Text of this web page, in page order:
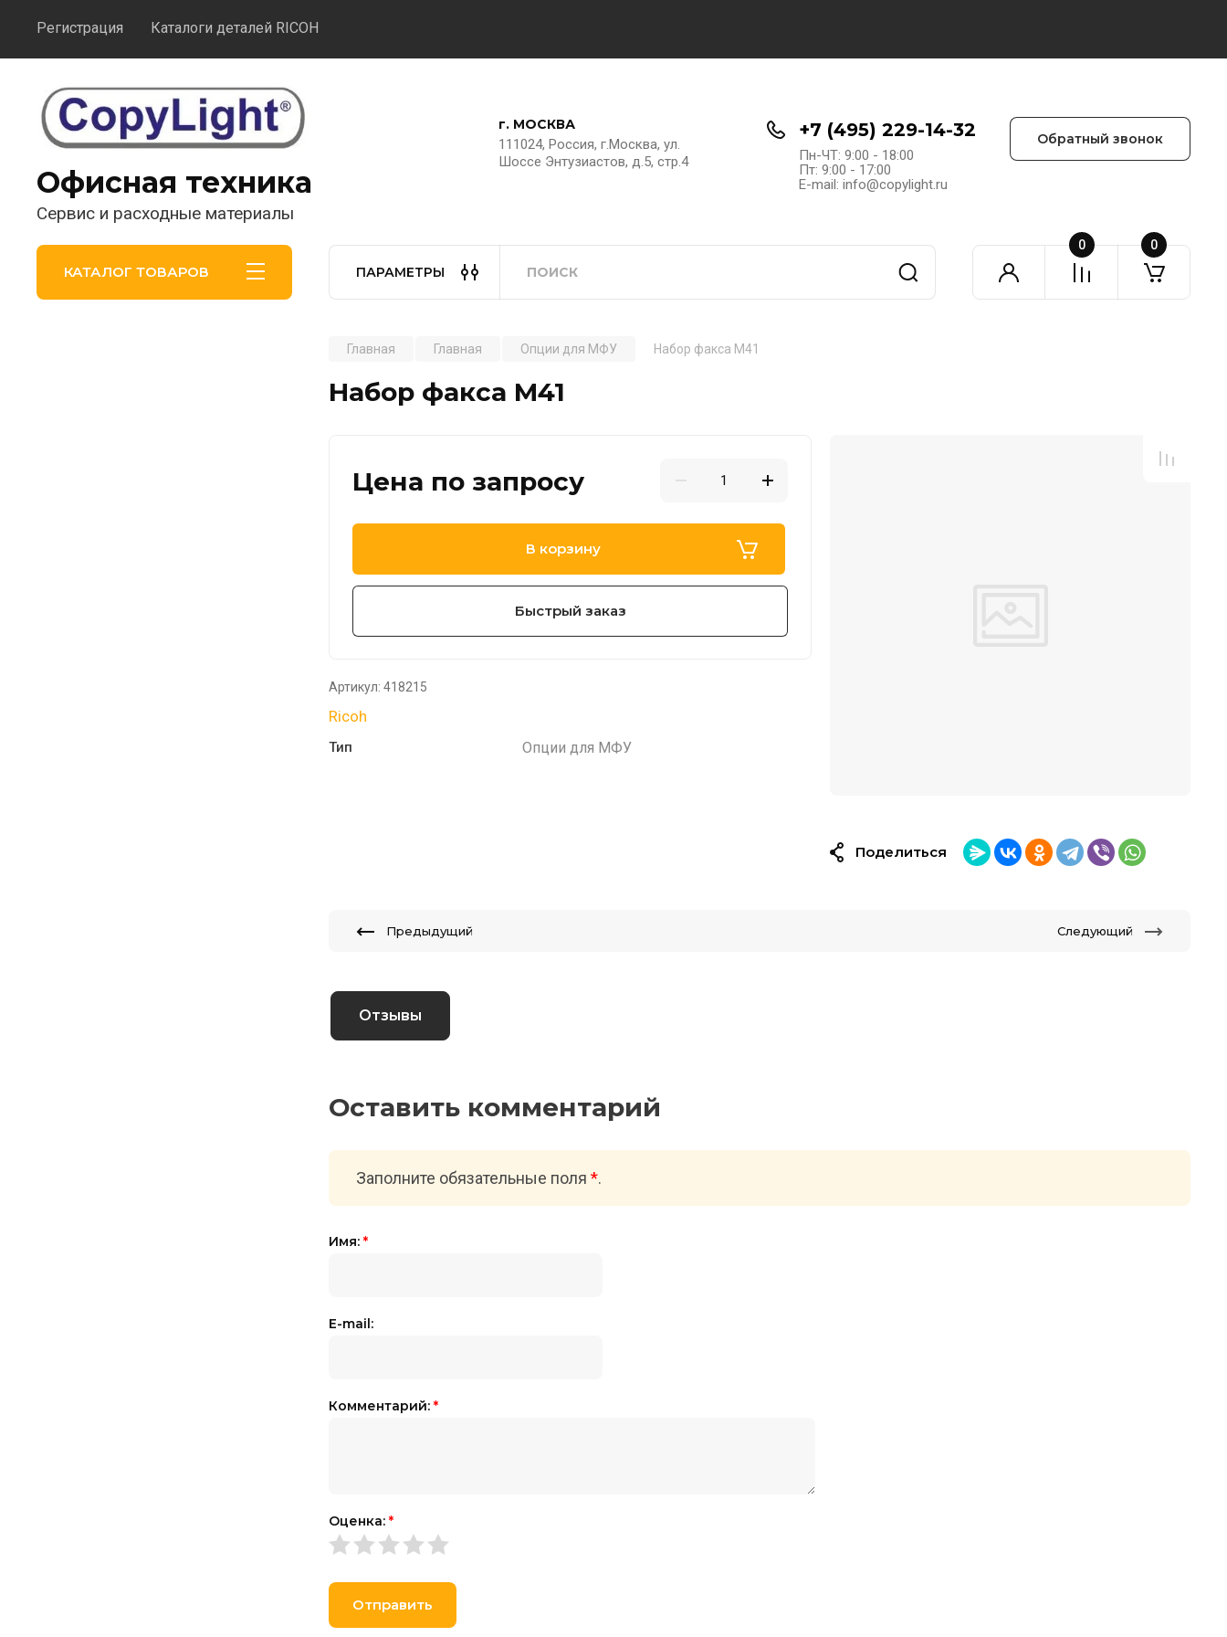
Регистрация Каталоги деталей RICOH
Офисная техника
Сервис и расходные материалы
г. МОСКВА
111024, Россия, г.Москва, ул.
Шоссе Энтузиастов, д.5, стр.4
+7 (495) 229-14-32
Пн-ЧТ: 9:00 - 18:00
Пт: 9:00 - 17:00
E-mail: info@copylight.ru
Обратный звонок
КАТАЛОГ ТОВАРОВ ПАРАМЕТРЫ
0 0
Главная Главная Опции для МФУ Набор факса M41
Набор факса M41
Цена по запросу
В корзину
Быстрый заказ
Артикул: 418215
Ricoh
Тип Опции для МФУ
Поделиться
Предыдущий Следующий
Отзывы
Оставить комментарий
Заполните обязательные поля *.
Имя: *
E-mail:
Комментарий: *
Оценка: *
Отправить